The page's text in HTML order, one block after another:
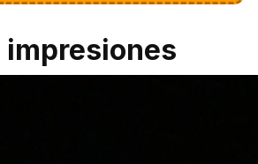
impresiones